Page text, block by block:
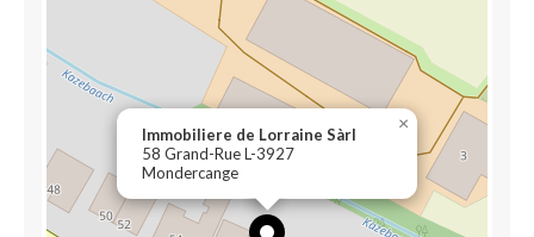
Immobiliere de Lorraine Sàrl
58 Grand-Rue L-3927
Mondercange
×